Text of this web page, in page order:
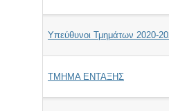
Υπεύθυνοι Τμημάτων 2020-
TMHMA ENTAΞΗΣ